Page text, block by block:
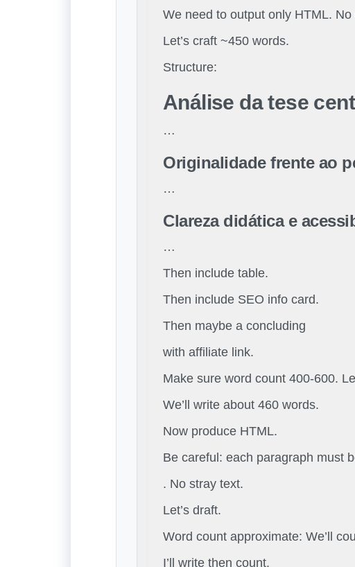
We need to output only HTML.
Let’s craft ~450 words.
Structure:
Análise da tese
…
Originalidade frente ao
…
Clareza didática e
…
Then include table.
Then include SEO info card.
Then maybe a concluding
with affiliate link.
Make sure word count 400-600.
We’ll write about 460 words.
Now produce HTML.
Be careful: each paragraph must
. No stray text.
Let’s draft.
Word count approximate: We’ll
I’ll write then count.